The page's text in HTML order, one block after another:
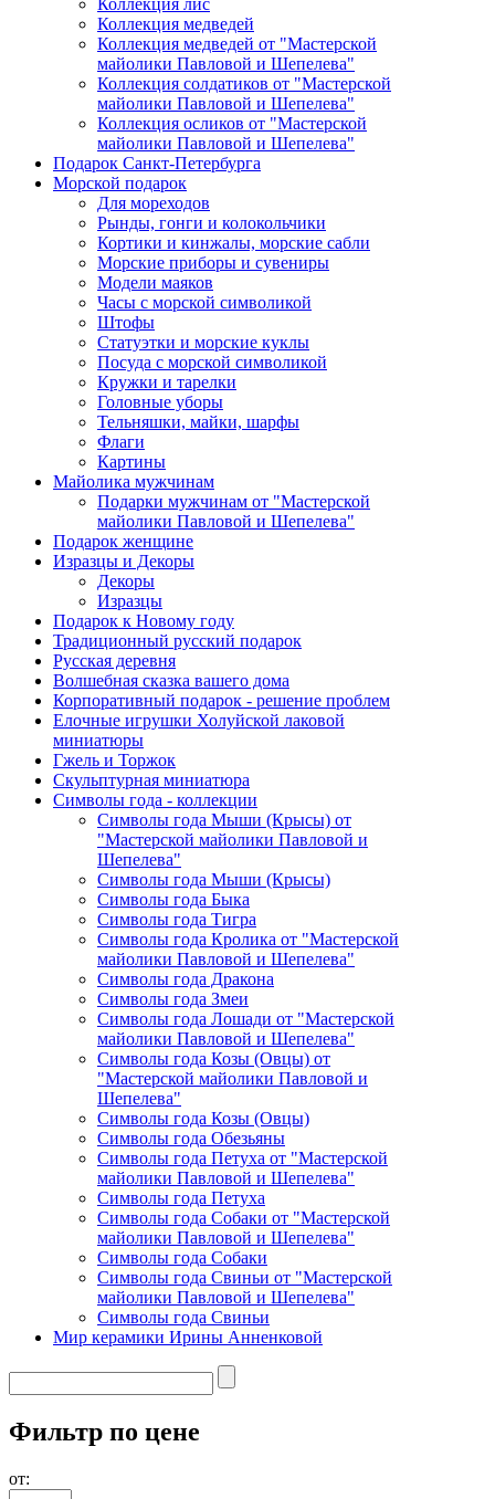
Коллекция лис
Коллекция медведей
Коллекция медведей от "Мастерской
майолики Павловой и Шепелева"
Коллекция солдатиков от "Мастерской
майолики Павловой и Шепелева"
Коллекция осликов от "Мастерской
майолики Павловой и Шепелева"
Подарок Санкт-Петербурга
Морской подарок
Для мореходов
Рынды, гонги и колокольчики
Кортики и кинжалы, морские сабли
Морские приборы и сувениры
Модели маяков
Часы с морской символикой
Штофы
Статуэтки и морские куклы
Посуда с морской символикой
Кружки и тарелки
Головные уборы
Тельняшки, майки, шарфы
Флаги
Картины
Майолика мужчинам
Подарки мужчинам от "Мастерской
майолики Павловой и Шепелева"
Подарок женщине
Изразцы и Декоры
Декоры
Изразцы
Подарок к Новому году
Традиционный русский подарок
Русская деревня
Волшебная сказка вашего дома
Корпоративный подарок - решение проблем
Елочные игрушки Холуйской лаковой
миниатюры
Гжель и Торжок
Скульптурная миниатюра
Символы года - коллекции
Символы года Мыши (Крысы) от
"Мастерской майолики Павловой и
Шепелева"
Символы года Мыши (Крысы)
Символы года Быка
Символы года Тигра
Символы года Кролика от "Мастерской
майолики Павловой и Шепелева"
Символы года Дракона
Символы года Змеи
Символы года Лошади от "Мастерской
майолики Павловой и Шепелева"
Символы года Козы (Овцы) от
"Мастерской майолики Павловой и
Шепелева"
Символы года Козы (Овцы)
Символы года Обезьяны
Символы года Петуха от "Мастерской
майолики Павловой и Шепелева"
Символы года Петуха
Символы года Собаки от "Мастерской
майолики Павловой и Шепелева"
Символы года Собаки
Символы года Свиньи от "Мастерской
майолики Павловой и Шепелева"
Символы года Свиньи
Мир керамики Ирины Анненковой
Фильтр по цене
от: